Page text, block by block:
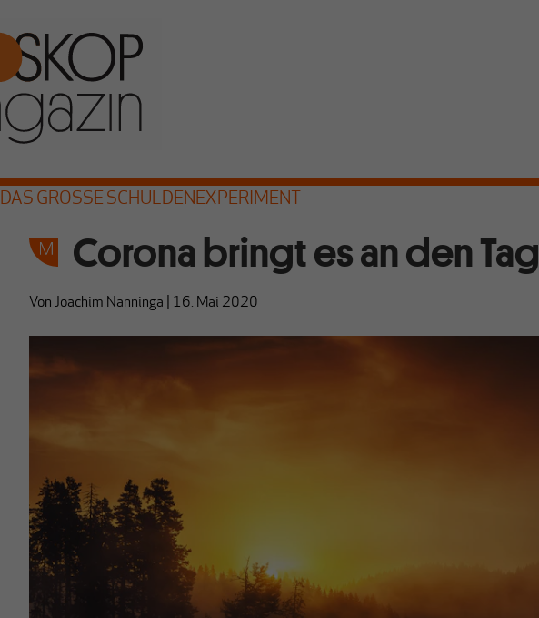
DAS GROSSE SCHULDENEXPERIMENT
Corona bringt es an den Tag
VonJoachim Nanninga 16. Mai 2020